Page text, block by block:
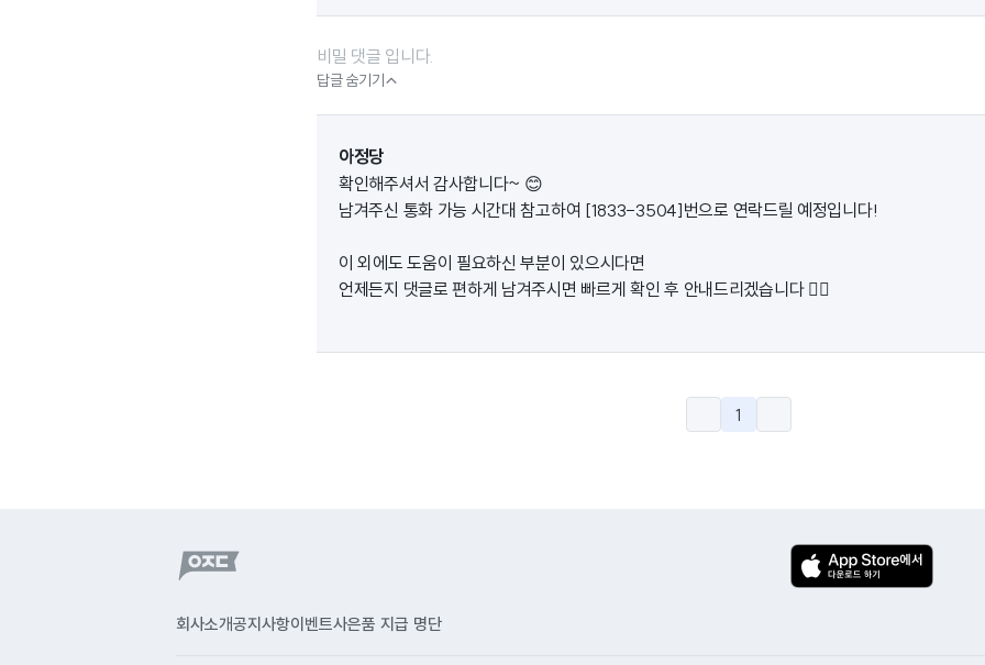
비밀 댓글 입니다.
답글 숨기기
아정당
확인해주셔서 감사합니다~ 😊
남겨주신 통화 가능 시간대 참고하여 [1833-3504]번으로 연락드릴 예정입니다!
이 외에도 도움이 필요하신 부분이 있으시다면
언제든지 댓글로 편하게 남겨주시면 빠르게 확인 후 안내드리겠습니다 🙇‍♀️
1
회사소개공지사항이벤트사은품 지급 명단